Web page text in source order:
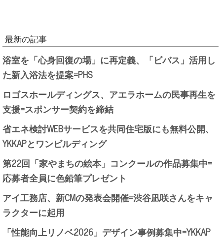
最新の記事
浴室を「心身回復の場」に再定義、「ビバス」活用し
た新入浴法を提案=PHS
ロゴスホールディングス、アエラホームの民事再生を
支援=スポンサー契約を締結
省エネ検討WEBサービスを共同住宅版にも無料公開、
YKKAPとワンビルディング
第22回「家やまちの絵本」コンクールの作品募集中=
応募者全員に色鉛筆プレゼント
アイ工務店、新CMの発表会開催=渋谷凪咲さんをキャ
ラクターに起用
「性能向上リノベ2026」デザイン事例募集中=YKKAP